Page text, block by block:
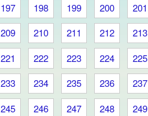
197 198 199 200 201
209 210 211 212 213
221 222 223 224 225
233 234 235 236 237
245 246 247 248 249